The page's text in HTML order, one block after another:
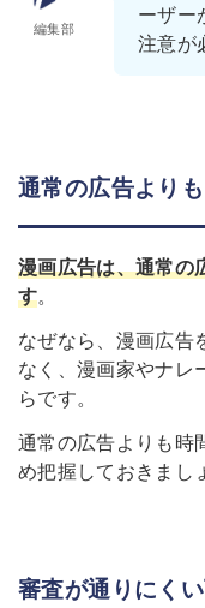
編集部
ーザー
注意が
通常の広告より
漫画広告は、通常の
す。
なぜなら、漫画広告
なく、漫画家やナレ
らです。
通常の広告よりも時
め把握しておきまし
審査が通りにく